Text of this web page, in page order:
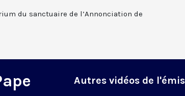
du sanctuaire de l’Annonciation de
Autres vidéos de